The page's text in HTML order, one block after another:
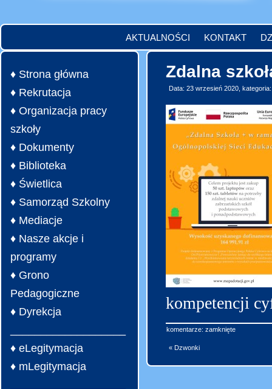
AKTUALNOŚCI KONTAKT
♦ Strona główna
♦ Rekrutacja
♦ Organizacja pracy
szkoły
♦ Dokumenty
♦ Biblioteka
♦ Świetlica
♦ Samorząd Szkolny
♦ Mediacje
♦ Nasze akcje i
programy
♦ Grono
Pedagogiczne
♦ Dyrekcja
♦ eLegitymacja
♦ mLegitymacja
Zdalna
Data: 23 wrzesień 2020,
kompetencji
komentarze: zamknięte
« Dzwonki